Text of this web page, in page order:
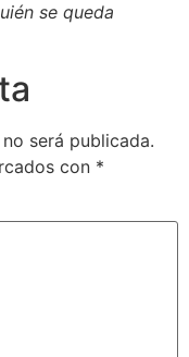
se queda
será publicada.
con *